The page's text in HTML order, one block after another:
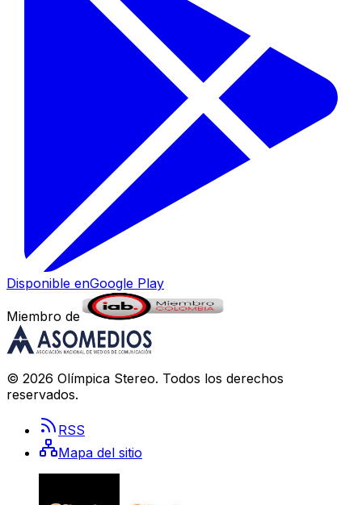
Disponible enGoogle Play
Miembro de
© 2026 Olímpica Stereo. Todos los derechos
reservados.
RSS
Mapa del sitio